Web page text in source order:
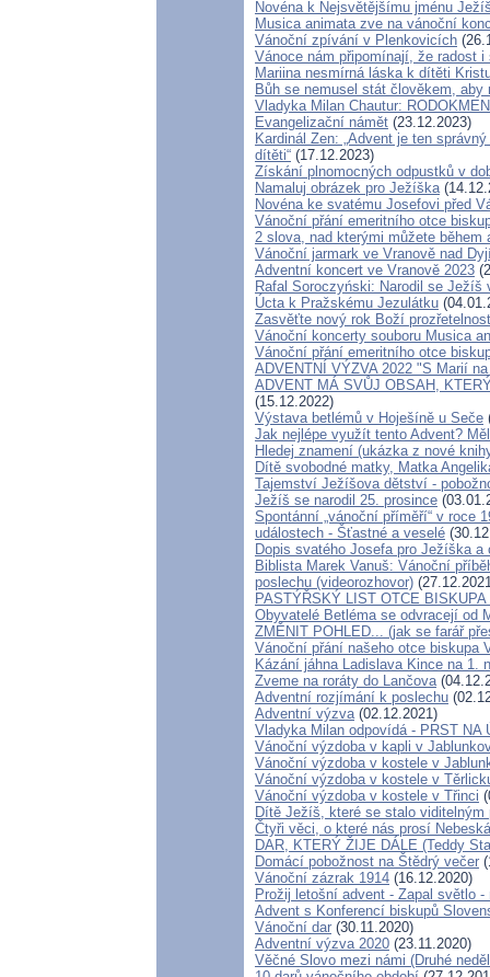
Novéna k Nejsvětějšímu jménu
Musica animata zve na vánoční
Vánoční zpívání v Plenkovicích
Vánoce nám připomínají, že radost
Mariina nesmírná láska k dítěti
Bůh se nemusel stát člověkem,
Vladyka Milan Chautur:
Evangelizační námět (23.12.2023)
Kardinál Zen: „Advent je ten
dítěti“ (17.12.2023)
Získání plnomocných odpustků v
Namaluj obrázek pro Ježíška
Novéna ke svatému Josefovi před
Vánoční přání emeritního otce
2 slova, nad kterými můžete během
Vánoční jarmark ve Vranově nad
Adventní koncert ve Vranově 2023
Rafal Soroczyński: Narodil se Ježíš
Úcta k Pražskému Jezulátku
Zasvěťte nový rok Boží
Vánoční koncerty souboru Musica
Vánoční přání emeritního otce
ADVENTNÍ VÝZVA 2022 "S Marií
ADVENT MÁ SVŮJ OBSAH,
(15.12.2022)
Výstava betlémů v Hoješíně u Seče
Jak nejlépe využít tento Advent?
Hledej znamení (ukázka z nové
Dítě svobodné matky, Matka
Tajemství Ježíšova dětství -
Ježíš se narodil 25. prosince
Spontánní „vánoční příměří“ v roce
událostech - Šťastné a veselé
Dopis svatého Josefa pro Ježíška
Biblista Marek Vanuš: Vánoční
poslechu (videorozhovor)
PASTÝŘSKÝ LIST OTCE
Obyvatelé Betléma se odvracejí od
ZMĚNIT POHLED... (jak se farář
Vánoční přání našeho otce biskupa
Kázání jáhna Ladislava Kince na 1.
Zveme na roráty do Lančova
Adventní rozjímání k poslechu
Adventní výzva(02.12.2021)
Vladyka Milan odpovídá - PRST NA
Vánoční výzdoba v kapli v
Vánoční výzdoba v kostele v
Vánoční výzdoba v kostele v
Vánoční výzdoba v kostele v Třinci
Dítě Ježíš, které se stalo viditelným
Čtyři věci, o které nás prosí
DAR, KTERÝ ŽIJE DÁLE (Teddy
Domácí pobožnost na Štědrý večer
Vánoční zázrak 1914 (16.12.2020)
Prožij letošní advent - Zapal světlo
Advent s Konferencí biskupů
Vánoční dar (30.11.2020)
Adventní výzva 2020 (23.11.2020)
Věčné Slovo mezi námi (Druhé